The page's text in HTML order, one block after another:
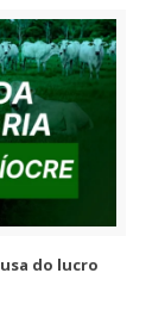
do lucro